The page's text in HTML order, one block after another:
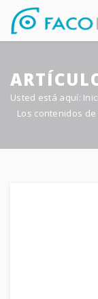
Usted está aquí:
Los contenidos